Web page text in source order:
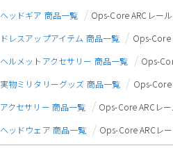
ヘッドギア 商品一覧
Ops-Core ARCレー
ドレスアップアイテム 商品一覧
Ops-Core
ヘルメットアクセサリー 商品一覧
Ops-
実物ミリタリーグッズ 商品一覧
Ops-Core
アクセサリー 商品一覧
Ops-Core ARCレ
ヘッドウェア 商品一覧 Ops-Core ARCレ